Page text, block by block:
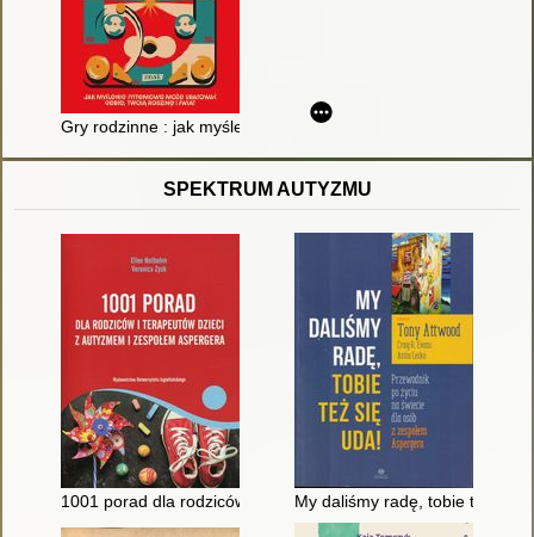
Gry rodzinne : jak myślenie systemowe może uratować
SPEKTRUM AUTYZMU
1001 porad dla rodziców i terapeutów dzieci z autyzmem i
My daliśmy radę, tobie też się